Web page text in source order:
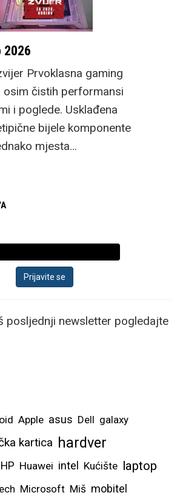
2026
Prvoklasna gaming
osim čistih performansi
i poglede. Usklađena
bijele komponente
mjesta…
posljednji newsletter pogledajte
Apple asus Dell galaxy
kartica hardver
HP Huawei intel Kućište laptop
Microsoft Miš mobitel